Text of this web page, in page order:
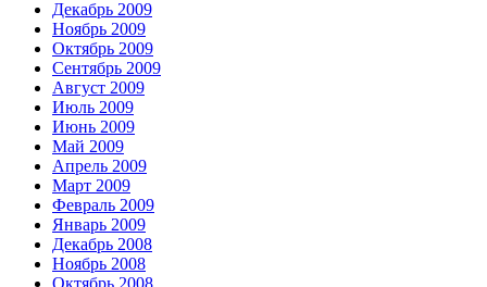
Декабрь 2009
Ноябрь 2009
Октябрь 2009
Сентябрь 2009
Август 2009
Июль 2009
Июнь 2009
Май 2009
Апрель 2009
Март 2009
Февраль 2009
Январь 2009
Декабрь 2008
Ноябрь 2008